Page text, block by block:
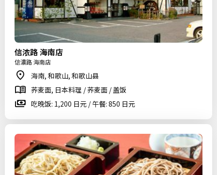
信浓路 海南店
信濃路 海南店
海南, 和歌山, 和歌山县
荞麦面, 日本料理 / 荞麦面 / 盖饭
吃晚饭: 1,200 日元 / 午餐: 850 日元